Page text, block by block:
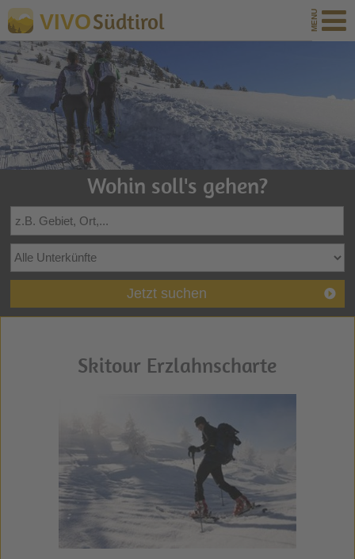
VIVOSüdtirol
Wohin soll's gehen?
Jetzt suchen
Skitour Erzlahnscharte